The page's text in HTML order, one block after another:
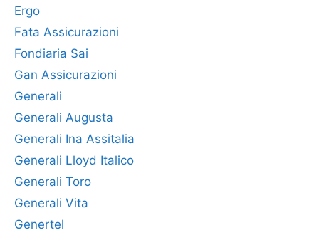
Ergo
Fata Assicurazioni
Fondiaria Sai
Gan Assicurazioni
Generali
Generali Augusta
Generali Ina Assitalia
Generali Lloyd Italico
Generali Toro
Generali Vita
Genertel